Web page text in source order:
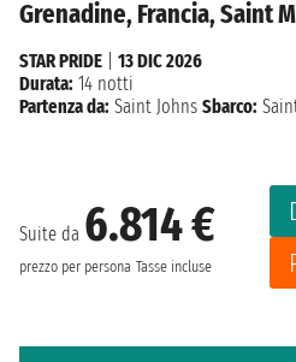
Grenadine, Francia, Saint
Suite da 6.814 €
prezzo per persona Tasse incluse
STAR PRIDE
13 DIC 2026
Durata: 14 notti
Partenza da: Saint Johns Sbarco: